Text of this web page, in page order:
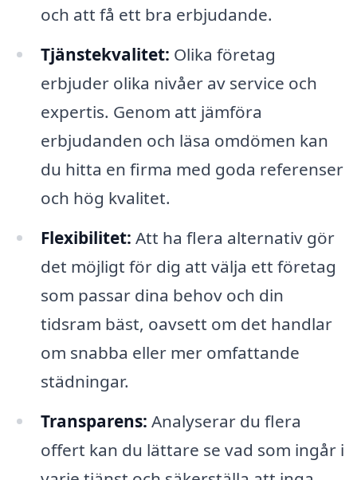
och att få ett bra erbjudande.
Tjänstekvalitet: Olika företag
erbjuder olika nivåer av service och
expertis. Genom att jämföra
erbjudanden och läsa omdömen kan
du hitta en firma med goda referenser
och hög kvalitet.
Flexibilitet: Att ha flera alternativ gör
det möjligt för dig att välja ett företag
som passar dina behov och din
tidsram bäst, oavsett om det handlar
om snabba eller mer omfattande
städningar.
Transparens: Analyserar du flera
offert kan du lättare se vad som ingår i